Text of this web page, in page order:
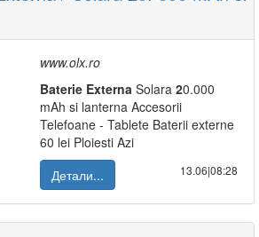
www.olx.ro
Baterie Externa Solara 20.000
mAh si lanterna Accesorii
Telefoane - Tablete Baterii externe
60 lei Ploiesti Azi
Детали...
13.06|08:28